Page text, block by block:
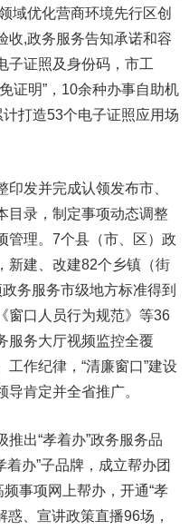
域优化营商环境先行区创
收,政务服务告知承诺和容
子证照及身份码，市工
证明”，10余种办事自助机
计打造53个电子证照应用场
印发并完成认领发布市、
目录，制定事项动态调整
管理。7个县（市、区）政
新建、改建82个乡镇（街
务服务市级地方标准得到
窗口人员行为规范》等36
服务大厅视频监控全覆
作纪律，“清廉窗口”建设
肯定并全省推广。
推出“孝着办”政务服务品
办”子品牌，成立帮办团
事项网上帮办，开通“孝
惑、宣讲政策直播96场，